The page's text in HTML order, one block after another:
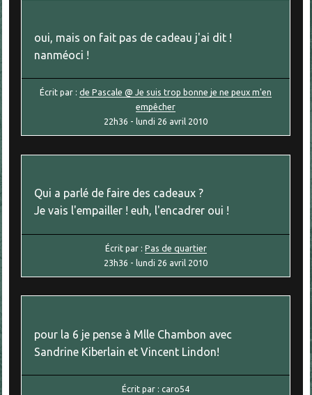
oui, mais on fait pas de cadeau j'ai dit !
nanméoci !
Écrit par :de Pascale @ Je suis trop bonne je ne peux m'en
empêcher
22h36 - lundi 26 avril 2010
Qui a parlé de faire des cadeaux ?
Je vais l'empailler ! euh, l'encadrer oui !
Écrit par : Pas de quartier
23h36 -lundi 26 avril 2010
pour la 6 je pense à Mlle Chambon avec
Sandrine Kiberlain et Vincent Lindon!
Écrit par :caro54